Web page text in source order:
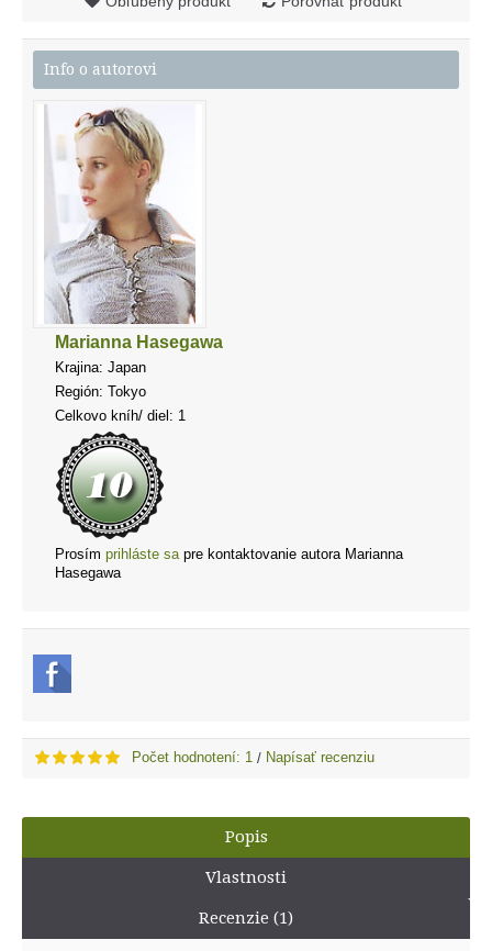
Info o autorovi
Marianna Hasegawa
Krajina: Japan
Región: Tokyo
Celkovo kníh/ diel: 1
Prosím prihláste sapre kontaktovanie autora Marianna
Hasegawa
Počet hodnotení: 1 / Napísať recenziu
Popis
Vlastnosti
Recenzie (1)